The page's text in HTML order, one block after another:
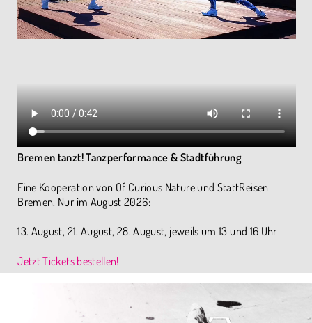
Bremen tanzt! Tanzperformance & Stadtführung
Eine Kooperation von Of Curious Nature und StattReisen
Bremen. Nur im August 2026:
13. August, 21. August, 28. August, jeweils um 13 und 16 Uhr
Jetzt Tickets bestellen!